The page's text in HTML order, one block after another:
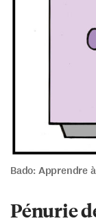
Bado: Apprendre
Pénurie